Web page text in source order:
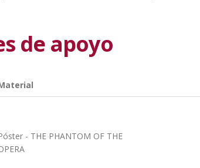
de apoyo
- THE PHANTOM OF THE